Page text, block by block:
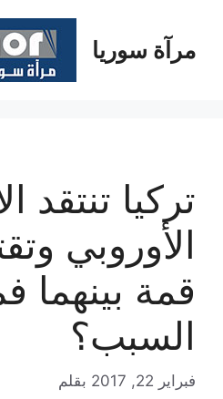
المحتوىمرآة سوريا
تركيا تنتقد
الأوروبي
قمة بينهما
السبب؟
فبراير 22, 2017 بقلم